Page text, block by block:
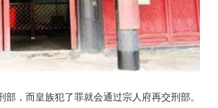
，而皇族犯了罪就会通过宗人府再交刑部。